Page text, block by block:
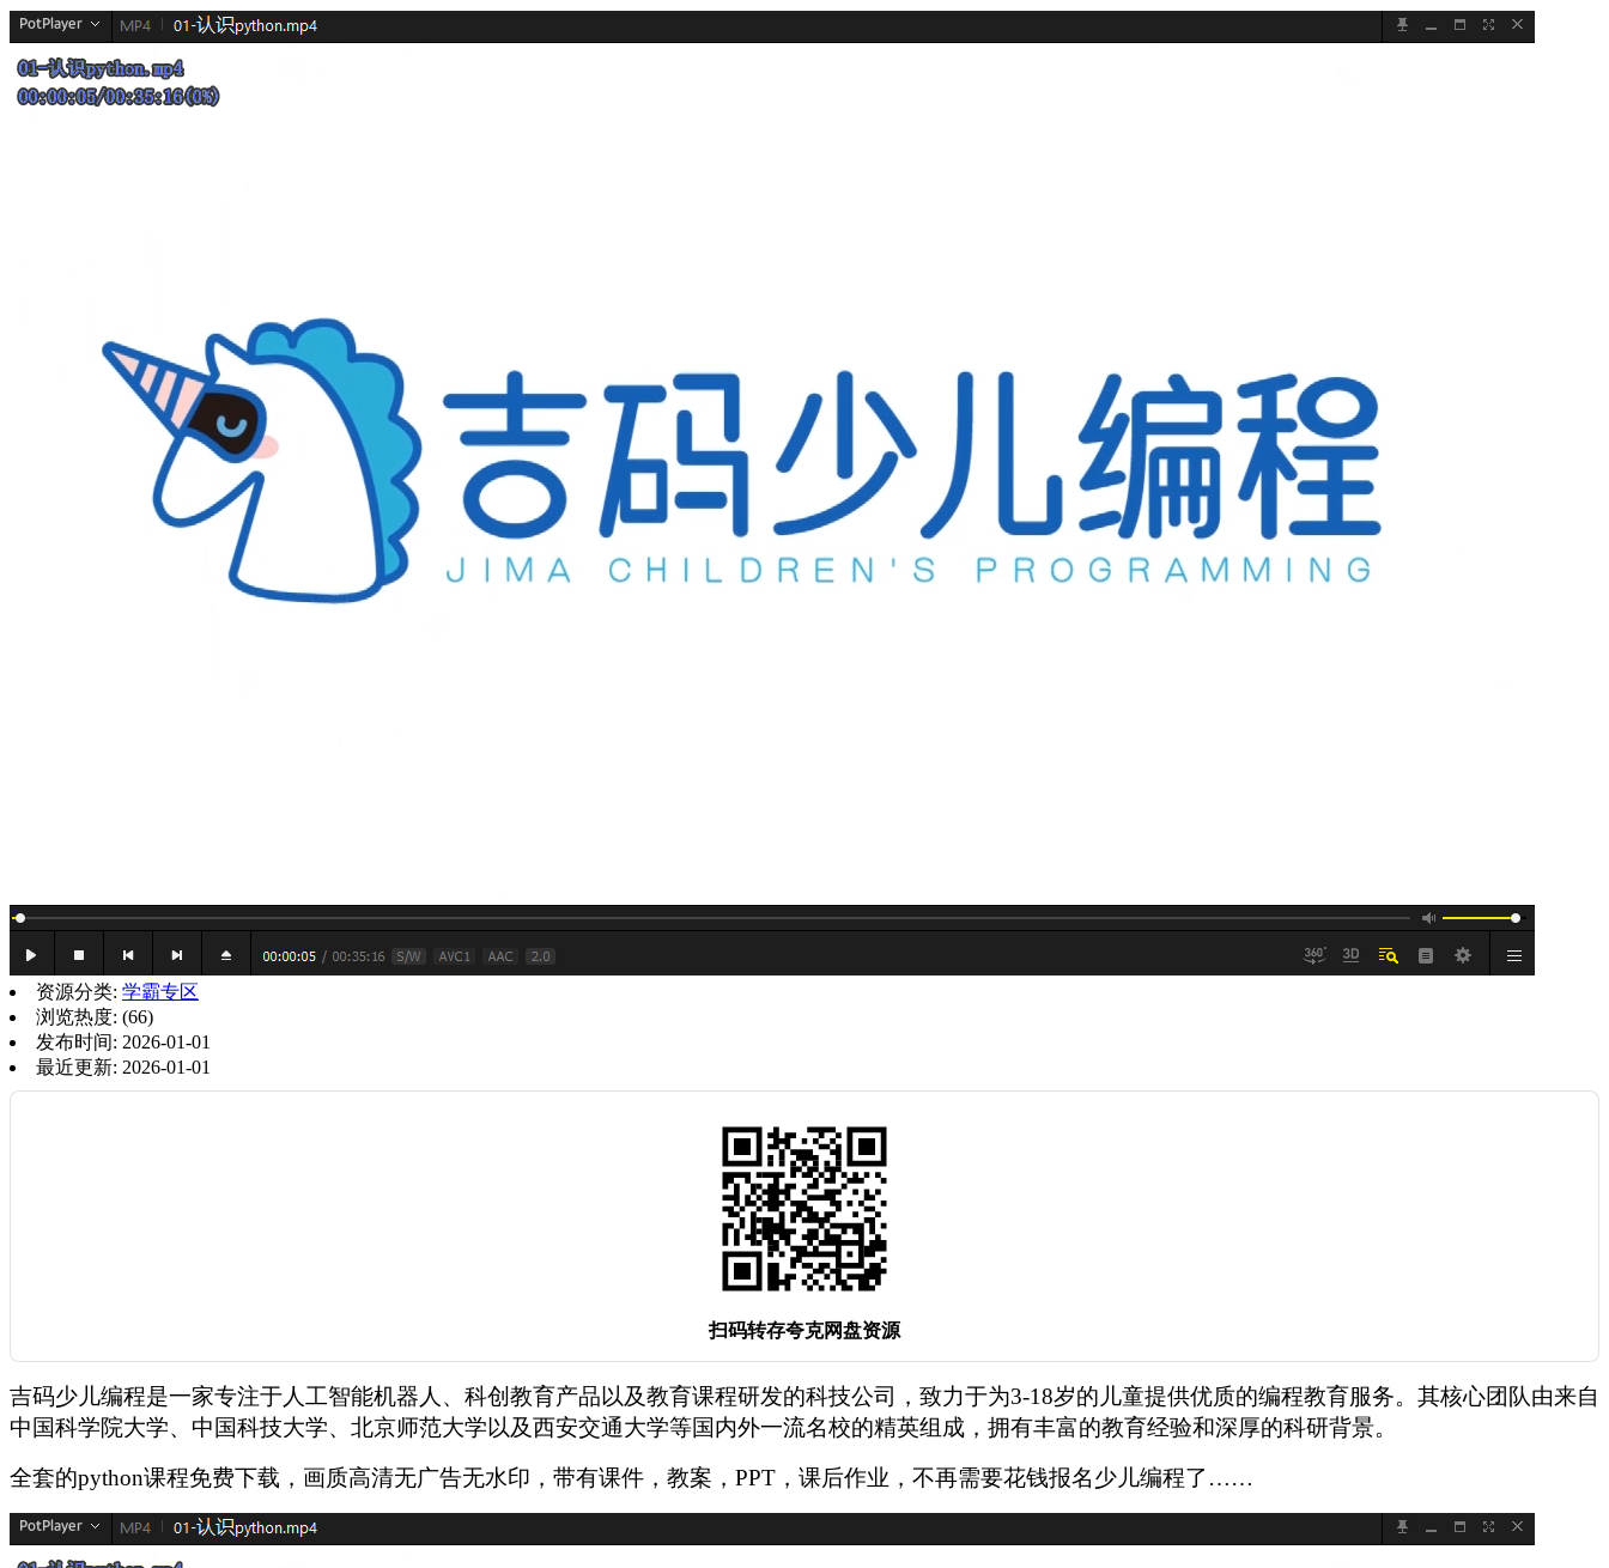
资源分类: 学霸专区
浏览热度: (66)
发布时间: 2026-01-01
最近更新: 2026-01-01
扫码转存夸克网盘资源
吉码少儿编程是一家专注于人工智能机器人、科创教育产品以及教育课程研发的科技公司，致力于为3-18岁的儿童提供优质的编程教育服务。其核心团队由来自
中国科学院大学、中国科技大学、北京师范大学以及西安交通大学等国内外一流名校的精英组成，拥有丰富的教育经验和深厚的科研背景。
全套的python课程免费下载，画质高清无广告无水印，带有课件，教案，PPT，课后作业，不再需要花钱报名少儿编程了……